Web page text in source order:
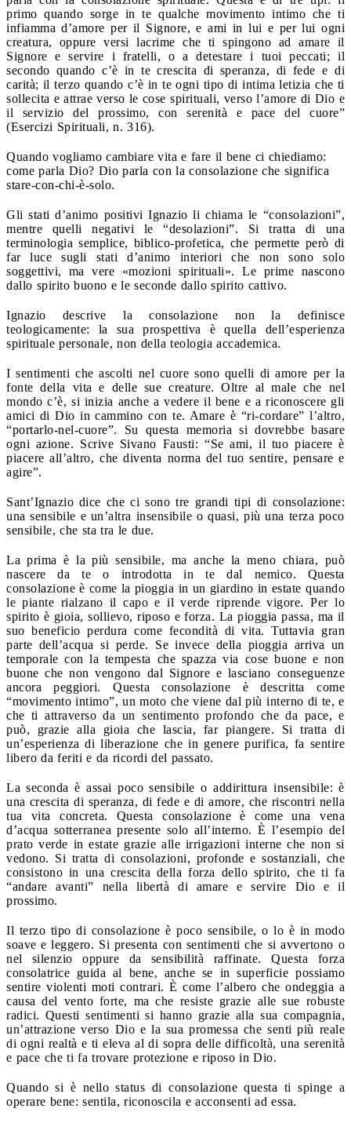
primo quando sorge in te qualche movimento intimo che ti
infiamma d’amore per il Signore, e ami in lui e per lui ogni
creatura, oppure versi lacrime che ti spingono ad amare il
Signore e servire i fratelli, o a detestare i tuoi peccati; il
secondo quando c’è in te crescita di speranza, di fede e di
carità; il terzo quando c’è in te ogni tipo di intima letizia che ti
sollecita e attrae verso le cose spirituali, verso l’amore di Dio e
il servizio del prossimo, con serenità e pace del cuore”
(Esercizi Spirituali, n. 316).
Quando vogliamo cambiare vita e fare il bene ci chiediamo:
come parla Dio? Dio parla con la consolazione che significa
stare-con-chi-è-solo.
Gli stati d’animo positivi Ignazio li chiama le “consolazioni”,
mentre quelli negativi le “desolazioni”. Si tratta di una
terminologia semplice, biblico-profetica, che permette però di
far luce sugli stati d’animo interiori che non sono solo
soggettivi, ma vere «mozioni spirituali». Le prime nascono
dallo spirito buono e le seconde dallo spirito cattivo.
Ignazio descrive la consolazione non la definisce
teologicamente: la sua prospettiva è quella dell’esperienza
spirituale personale, non della teologia accademica.
I sentimenti che ascolti nel cuore sono quelli di amore per la
fonte della vita e delle sue creature. Oltre al male che nel
mondo c’è, si inizia anche a vedere il bene e a riconoscere gli
amici di Dio in cammino con te. Amare è “ri-cordare” l’altro,
“portarlo-nel-cuore”. Su questa memoria si dovrebbe basare
ogni azione. Scrive Sivano Fausti: “Se ami, il tuo piacere è
piacere all’altro, che diventa norma del tuo sentire, pensare e
agire”.
Sant’Ignazio dice che ci sono tre grandi tipi di consolazione:
una sensibile e un’altra insensibile o quasi, più una terza poco
sensibile, che sta tra le due.
La prima è la più sensibile, ma anche la meno chiara, può
nascere da te o introdotta in te dal nemico. Questa
consolazione è come la pioggia in un giardino in estate quando
le piante rialzano il capo e il verde riprende vigore. Per lo
spirito è gioia, sollievo, riposo e forza. La pioggia passa, ma il
suo beneficio perdura come fecondità di vita. Tuttavia gran
parte dell’acqua si perde. Se invece della pioggia arriva un
temporale con la tempesta che spazza via cose buone e non
buone che non vengono dal Signore e lasciano conseguenze
ancora peggiori. Questa consolazione è descritta come
“movimento intimo”, un moto che viene dal più interno di te, e
che ti attraverso da un sentimento profondo che da pace, e
può, grazie alla gioia che lascia, far piangere. Si tratta di
un’esperienza di liberazione che in genere purifica, fa sentire
libero da feriti e da ricordi del passato.
La seconda è assai poco sensibile o addirittura insensibile: è
una crescita di speranza, di fede e di amore, che riscontri nella
tua vita concreta. Questa consolazione è come una vena
d’acqua sotterranea presente solo all’interno. È l’esempio del
prato verde in estate grazie alle irrigazioni interne che non si
vedono. Si tratta di consolazioni, profonde e sostanziali, che
consistono in una crescita della forza dello spirito, che ti fa
“andare avanti” nella libertà di amare e servire Dio e il
prossimo.
Il terzo tipo di consolazione è poco sensibile, o lo è in modo
soave e leggero. Si presenta con sentimenti che si avvertono o
nel silenzio oppure da sensibilità raffinate. Questa forza
consolatrice guida al bene, anche se in superficie possiamo
sentire violenti moti contrari. È come l’albero che ondeggia a
causa del vento forte, ma che resiste grazie alle sue robuste
radici. Questi sentimenti si hanno grazie alla sua compagnia,
un’attrazione verso Dio e la sua promessa che senti più reale
di ogni realtà e ti eleva al di sopra delle difficoltà, una serenità
e pace che ti fa trovare protezione e riposo in Dio.
Quando si è nello status di consolazione questa ti spinge a
operare bene: sentila, riconoscila e acconsenti ad essa.